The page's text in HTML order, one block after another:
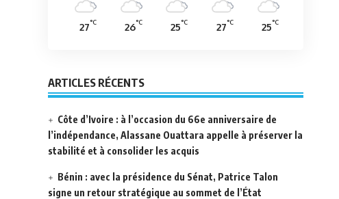
27°C 26°C 25°C 27°C 25°C
ARTICLES RÉCENTS
Côte d’Ivoire : à l’occasion du 66e anniversaire de
l’indépendance, Alassane Ouattara appelle à préserver la
stabilité et à consolider les acquis
Bénin : avec la présidence du Sénat, Patrice Talon
signe un retour stratégique au sommet de l’État